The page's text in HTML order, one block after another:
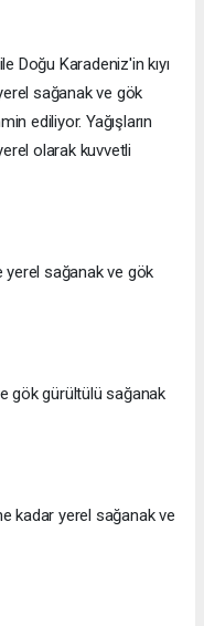
Doğu Karadeniz'in kıyı
sağanak ve gök
ediliyor. Yağışların
olarak kuvvetli
yerel sağanak ve gök
gök gürültülü sağanak
kadar yerel sağanak ve